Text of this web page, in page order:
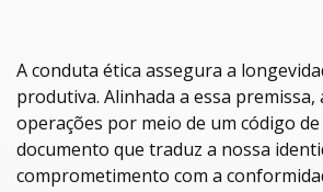
A conduta ética assegura a
produtiva. Alinhada a essa premissa,
operações por meio de um código
documento que traduz a nossa
comprometimento com a